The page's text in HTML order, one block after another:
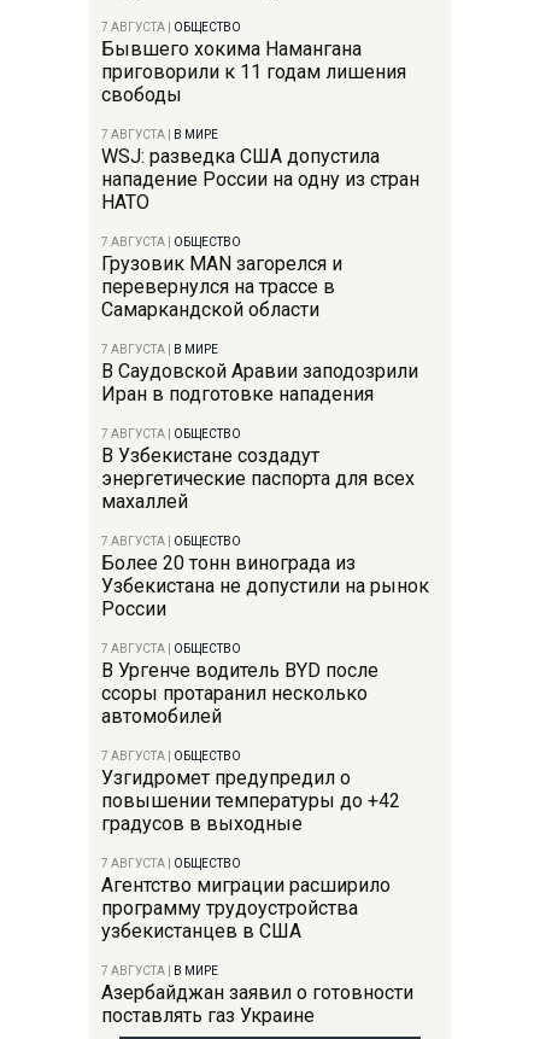
7 АВГУСТА ОБЩЕСТВО
Бывшего хокима Намангана
приговорили к 11 годам лишения
свободы
7 АВГУСТА В МИРЕ
WSJ: разведка США допустила
нападение России на одну из стран
НАТО
7 АВГУСТА ОБЩЕСТВО
Грузовик MAN загорелся и
перевернулся на трассе в
Самаркандской области
7 АВГУСТА В МИРЕ
В Саудовской Аравии заподозрили
Иран в подготовке нападения
7 АВГУСТА ОБЩЕСТВО
В Узбекистане создадут
энергетические паспорта для всех
махаллей
7 АВГУСТА ОБЩЕСТВО
Более 20 тонн винограда из
Узбекистана не допустили на рынок
России
7 АВГУСТА ОБЩЕСТВО
В Ургенче водитель BYD после
ссоры протаранил несколько
автомобилей
7 АВГУСТА ОБЩЕСТВО
Узгидромет предупредил о
повышении температуры до +42
градусов в выходные
7 АВГУСТА ОБЩЕСТВО
Агентство миграции расширило
программу трудоустройства
узбекистанцев в США
7 АВГУСТА В МИРЕ
Азербайджан заявил о готовности
поставлять газ Украине